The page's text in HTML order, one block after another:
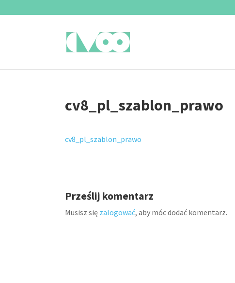
cv8_pl_szablon_prawo
cv8_pl_szablon_prawo
Prześlij komentarz
Musisz się zalogować, aby móc dodać komentarz.